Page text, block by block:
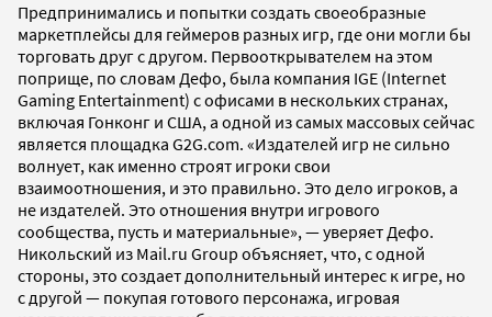
Предпринимались и попытки создать своеобразные
маркетплейсы для геймеров разных игр, где они могли бы
торговать друг с другом. Первооткрывателем на этом
поприще, по словам Дефо, была компания IGE (Internet
Gaming Entertainment) с офисами в нескольких странах,
включая Гонконг и США, а одной из самых массовых сейчас
является площадка G2G.com. «Издателей игр не сильно
волнует, как именно строят игроки свои
взаимоотношения, и это правильно. Это дело игроков, а
не издателей. Это отношения внутри игрового
сообщества, пусть и материальные», — уверяет Дефо.
Никольский из Mail.ru Group объясняет, что, с одной
стороны, это создает дополнительный интерес к игре, но
с другой — покупая готового персонажа, игровая